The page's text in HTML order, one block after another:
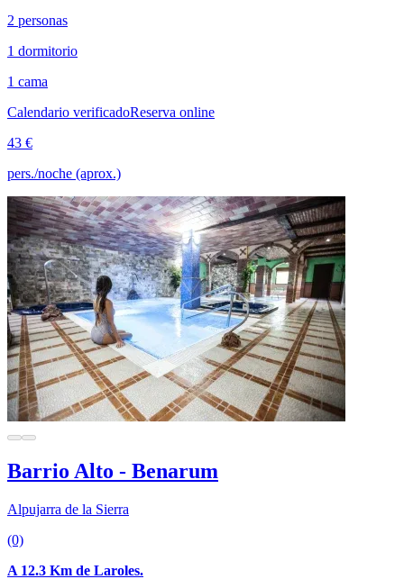
2 personas
1 dormitorio
1 cama
Calendario verificadoReserva online
43 €
pers./noche (aprox.)
Barrio Alto - Benarum
Alpujarra de la Sierra
(0)
A 12.3 Km de Laroles.